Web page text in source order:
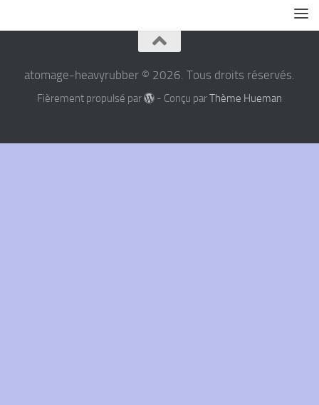
atomage-heavyrubber © 2026. Tous droits réservés.
Fièrement propulsé par - Conçu parThème Hueman